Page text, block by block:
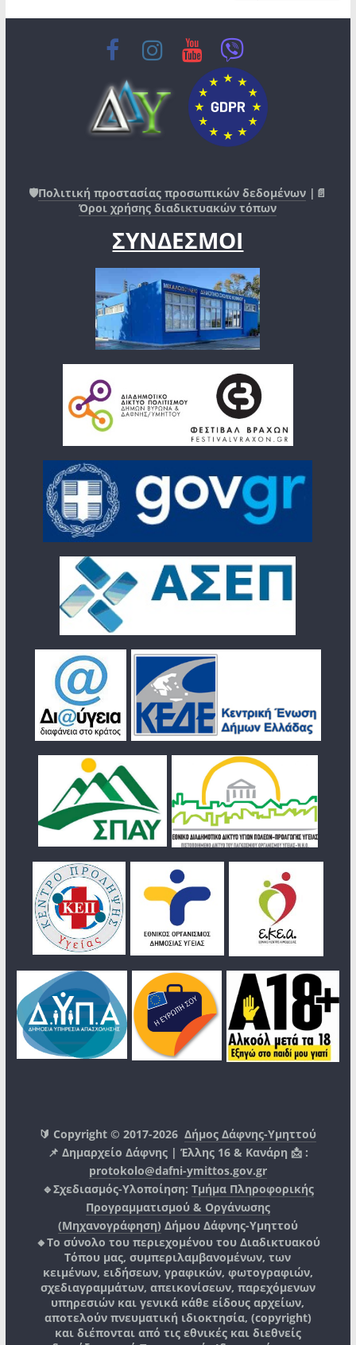
🛡️Πολιτική προστασίας προσωπικών δεδομένων |📄
Όροι χρήσης διαδικτυακών τόπων
ΣΥΝΔΕΣΜΟΙ
🔰 Copyright © 2017-2026Δήμος Δάφνης-Υμηττού
📌 Δημαρχείο Δάφνης | Έλλης 16 & Κανάρη 📩 :
protokolo@dafni-ymittos.gov.gr
🔹Σχεδιασμός-Υλοποίηση: Τμήμα Πληροφορικής
Προγραμματισμού & Οργάνωσης
(Μηχανογράφηση) Δήμου Δάφνης-Υμηττού
🔸Το σύνολο του περιεχομένου του Διαδικτυακού
Τόπου μας, συμπεριλαμβανομένων, των
κειμένων, ειδήσεων, γραφικών, φωτογραφιών,
σχεδιαγραμμάτων, απεικονίσεων, παρεχόμενων
υπηρεσιών και γενικά κάθε είδους αρχείων,
αποτελούν πνευματική ιδιοκτησία, (copyright)
και διέπονται από τις εθνικές και διεθνείς